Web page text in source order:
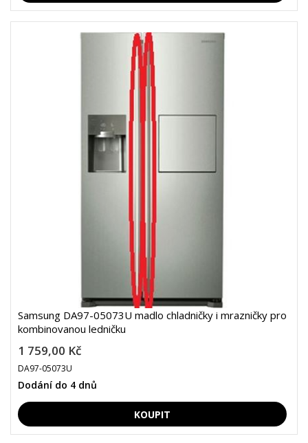
Samsung DA97-05073U madlo chladničky i mrazničky pro
kombinovanou ledničku
1 759,00 Kč
DA97-05073U
Dodání do 4 dnů